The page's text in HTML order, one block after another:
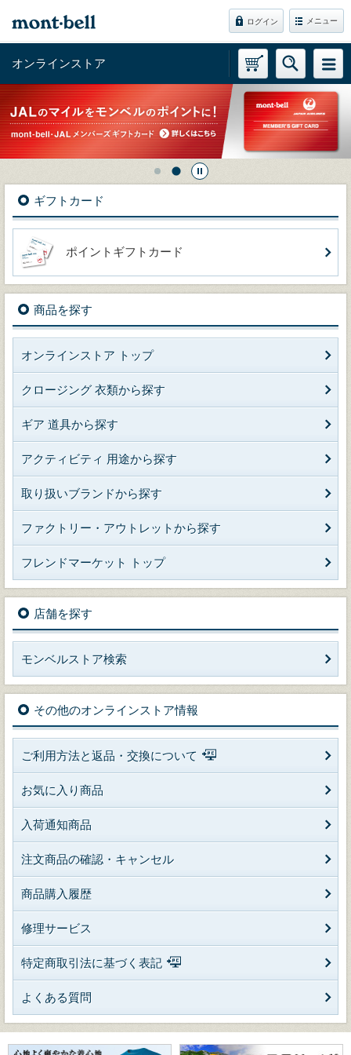
ログイン メニュー
オンラインストア
ギフトカード
ポイントギフトカード
商品を探す
オンラインストア トップ
クロージング 衣類から探す
ギア 道具から探す
アクティビティ 用途から探す
取り扱いブランドから探す
ファクトリー・アウトレットから探す
フレンドマーケット トップ
店舗を探す
モンベルストア検索
その他のオンラインストア情報
ご利用方法と返品・交換について
お気に入り商品
入荷通知商品
注文商品の確認・キャンセル
商品購入履歴
修理サービス
特定商取引法に基づく表記
よくある質問